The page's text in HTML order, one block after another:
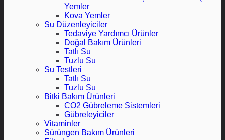
Yemler
Kova Yemler
Su Düzenleyiciler
Tedaviye Yardımcı Ürünler
Doğal Bakım Ürünleri
Tatlı Su
Tuzlu Su
Su Testleri
Tatlı Su
Tuzlu Su
Bitki Bakım Ürünleri
CO2 Gübreleme Sistemleri
Gübreleyiciler
Vitaminler
Sürüngen Bakım Ürünleri